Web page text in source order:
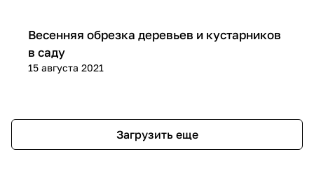
Подготовка к весне
15 августа 2021
Весенняя обрезка деревьев и кустарников
в саду
Загрузить еще